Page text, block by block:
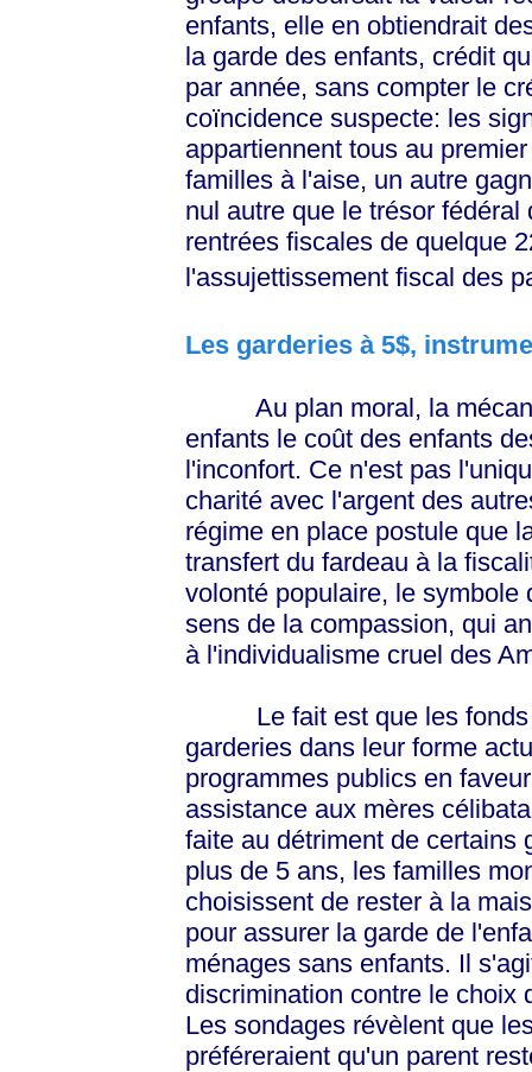
enfants, elle en obtiendrait
la garde des enfants, crédit
par année, sans compter le
coïncidence suspecte: les
appartiennent tous au
familles à l'aise, un autre
nul autre que le trésor
rentrées fiscales de quelque
l'assujettissement fiscal des
Les garderies à 5$,
Au plan moral, la
enfants le coût des enfants
l'inconfort. Ce n'est pas
charité avec l'argent des
régime en place postule que
transfert du fardeau à la
volonté populaire, le
sens de la compassion, qui
à l'individualisme cruel des
Le fait est que les fonds
garderies dans leur forme
programmes publics en
assistance aux mères
faite au détriment de certains
plus de 5 ans, les familles
choisissent de rester à la
pour assurer la garde de
ménages sans enfants. Il
discrimination contre le choix
Les sondages révèlent que
préféreraient qu'un parent